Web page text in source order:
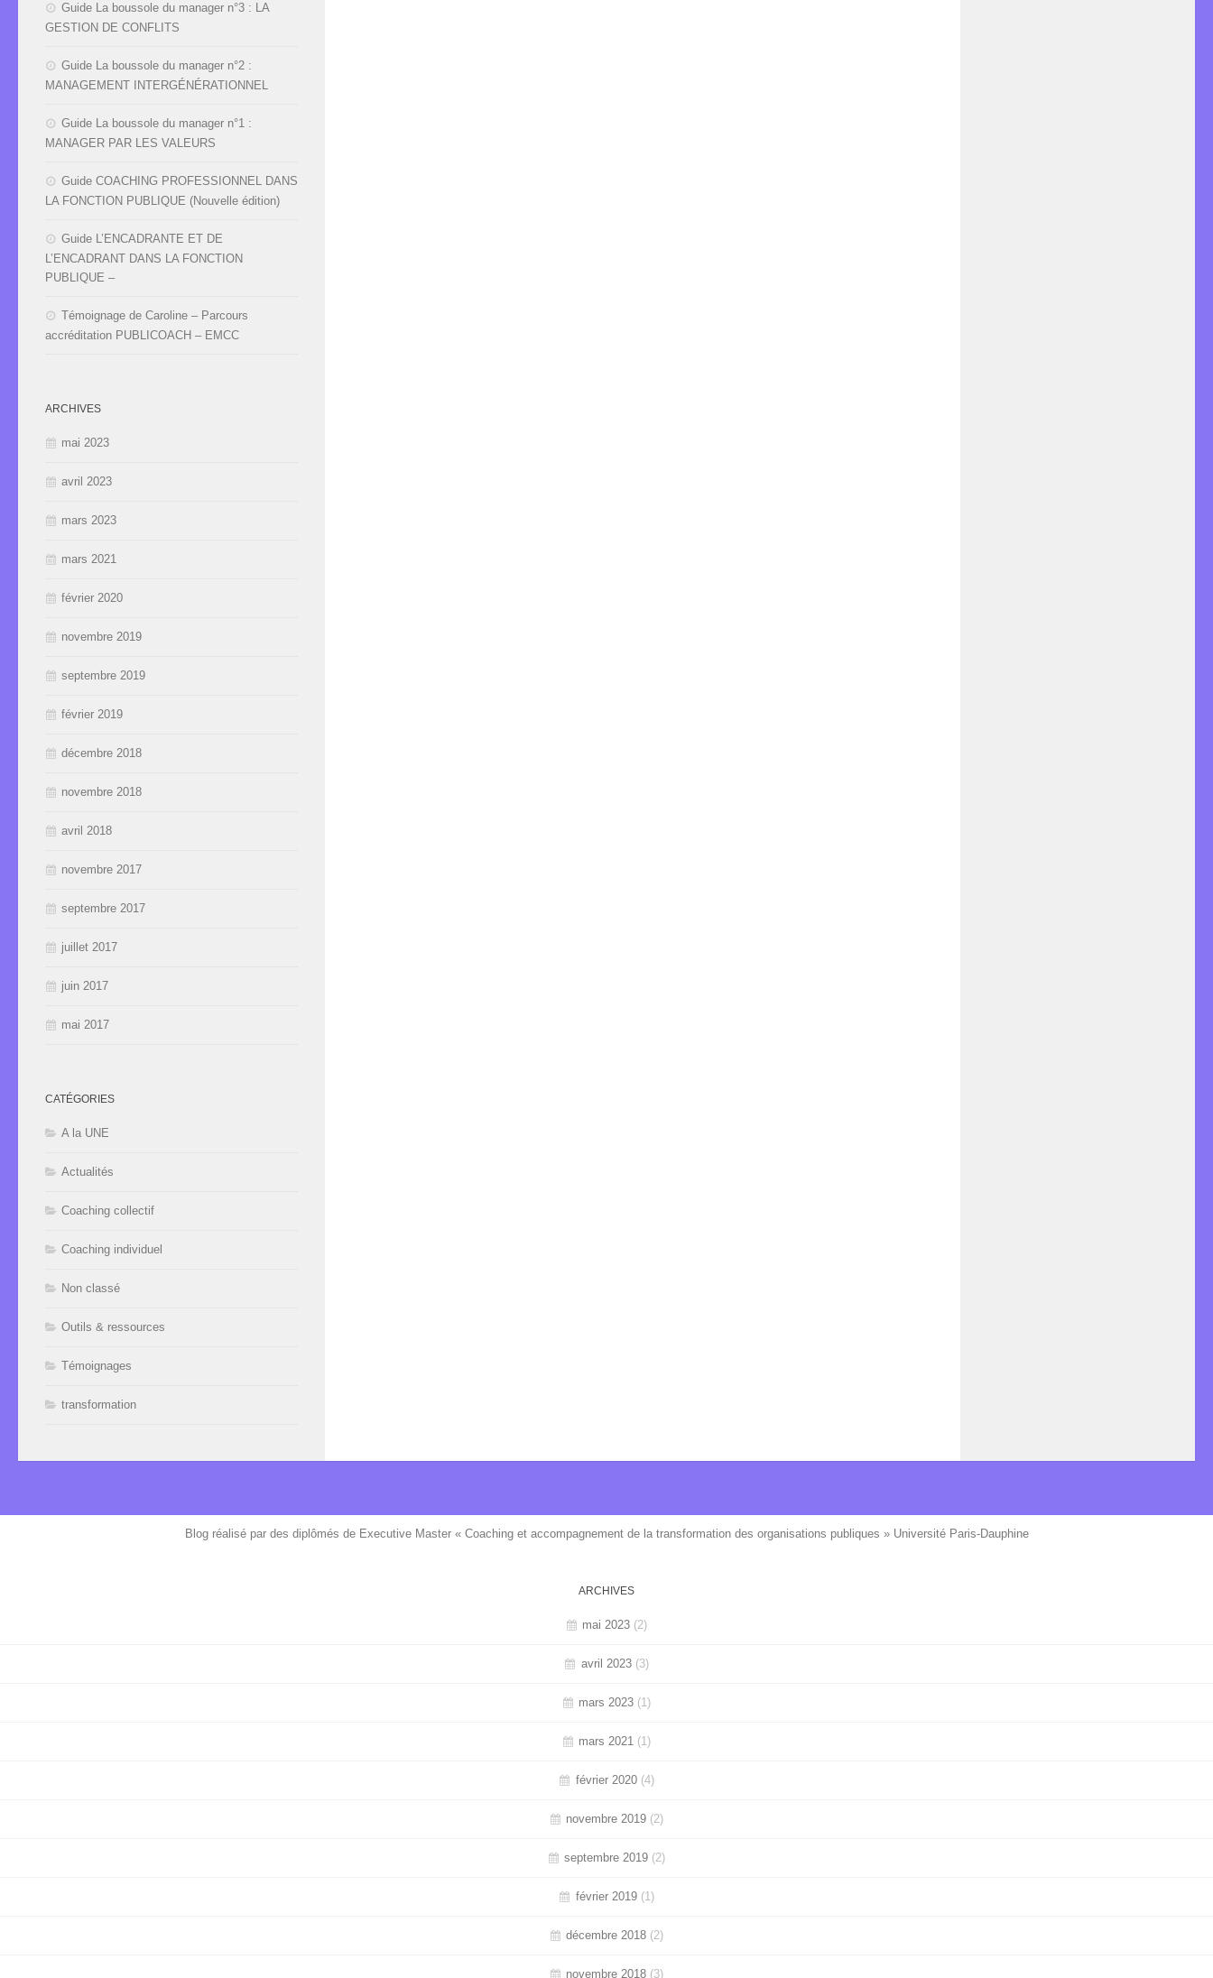
Guide La boussole du manager n°3 : LA
GESTION DE CONFLITS
Guide La boussole du manager n°2 :
MANAGEMENT INTERGÉNÉRATIONNEL
Guide La boussole du manager n°1 :
MANAGER PAR LES VALEURS
Guide COACHING PROFESSIONNEL DANS
LA FONCTION PUBLIQUE (Nouvelle édition)
Guide L’ENCADRANTE ET DE
L’ENCADRANT DANS LA FONCTION
PUBLIQUE –
Témoignage de Caroline – Parcours
accréditation PUBLICOACH – EMCC
ARCHIVES
mai 2023
avril 2023
mars 2023
mars 2021
février 2020
novembre 2019
septembre 2019
février 2019
décembre 2018
novembre 2018
avril 2018
novembre 2017
septembre 2017
juillet 2017
juin 2017
mai 2017
CATÉGORIES
A la UNE
Actualités
Coaching collectif
Coaching individuel
Non classé
Outils & ressources
Témoignages
transformation
Blog réalisé par des diplômés de Executive Master « Coaching et accompagnement de la transformation des organisations publiques » Université Paris-Dauphine
ARCHIVES
mai 2023 (2)
avril 2023(3)
mars 2023 (1)
mars 2021 (1)
février 2020(4)
novembre 2019 (2)
septembre 2019 (2)
février 2019(1)
décembre 2018 (2)
novembre 2018 (3)